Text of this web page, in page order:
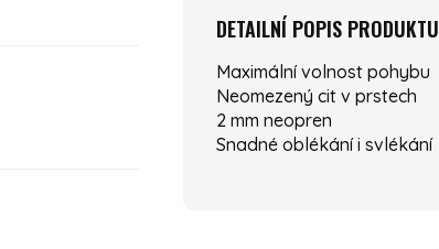
DETAILNÍ POPIS PRODUKTU
Maximální volnost pohybu
Neomezený cit v prstech
2 mm neopren
Snadné oblékání i svlékání